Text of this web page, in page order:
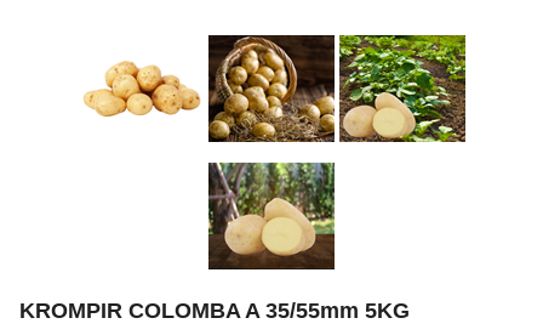
KROMPIR COLOMBA A 35/55mm 5KG